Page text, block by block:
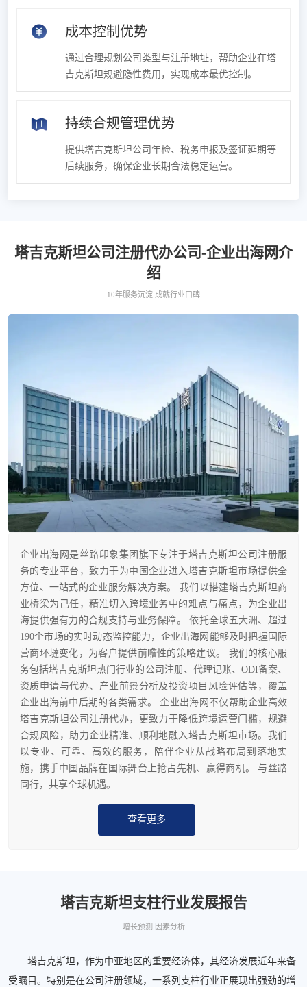
成本控制优势
通过合理规划公司类型与注册地址，帮助企业在塔
吉克斯坦规避隐性费用，实现成本最优控制。
持续合规管理优势
提供塔吉克斯坦公司年检、税务申报及签证延期等
后续服务，确保企业长期合法稳定运营。
塔吉克斯坦公司注册代办公司-企业出海网介
绍
10年服务沉淀 成就行业口碑
企业出海网是丝路印象集团旗下专注于塔吉克斯坦公司注册服
务的专业平台，致力于为中国企业进入塔吉克斯坦市场提供全
方位、一站式的企业服务解决方案。 我们以搭建塔吉克斯坦商
业桥梁为己任，精准切入跨境业务中的难点与痛点，为企业出
海提供强有力的合规支持与业务保障。 依托全球五大洲、超过
190个市场的实时动态监控能力，企业出海网能够及时把握国际
营商环墶变化，为客户提供前瞻性的策略建议。 我们的核心服
务包括塔吉克斯坦热门行业的公司注册、代理记账、ODI备案、
资质申请与代办、产业前景分析及投资项目风险评估等，覆盖
企业出海前中后期的各类需求。 企业出海网不仅帮助企业高效
塔吉克斯坦公司注册代办，更致力于降低跨境运营门槛，规避
合规风险，助力企业精准、顺利地融入塔吉克斯坦市场。我们
以专业、可靠、高效的服务，陪伴企业从战略布局到落地实
施，携手中国品牌在国际舞台上抢占先机、赢得商机。 与丝路
同行，共享全球机遇。
查看更多
塔吉克斯坦支柱行业发展报告
增长预测 因素分析
塔吉克斯坦，作为中亚地区的重要经济体，其经济发展近年来备
受瞩目。特别是在公司注册领域，一系列支柱行业正展现出强劲的增